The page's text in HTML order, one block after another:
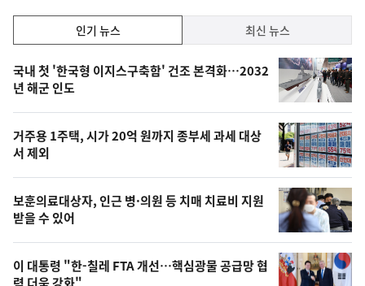
인
기,
최
신,
오
늘
의
영
상
오
인기 뉴스 최신 뉴스
인
기
뉴
스
국내 첫 '한국형 이지스구축함' 건조 본격화…2032
년 해군 인도
거주용 1주택, 시가 20억 원까지 종부세 과세 대상
서 제외
보훈의료대상자, 인근 병·의원 등 치매 치료비 지원
받을 수 있어
이 대통령 "한-칠레 FTA 개선…핵심광물 공급망 협